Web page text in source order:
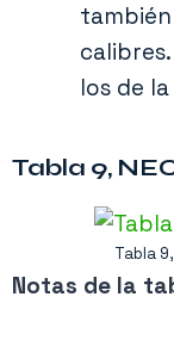
los de
Tabla 9,
Tabla
Notas de la